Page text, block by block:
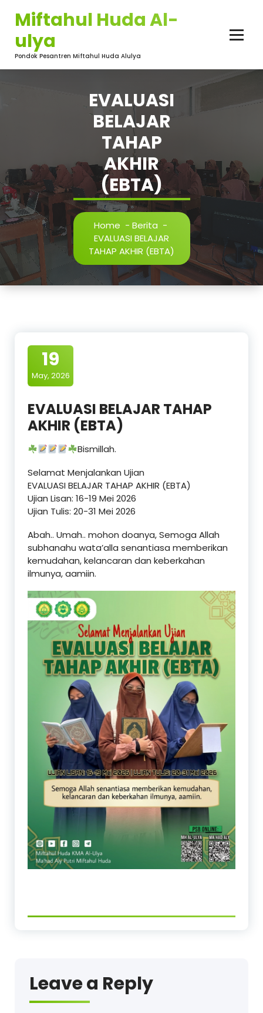
contentMiftahul Huda Al-
ulya
Pondok Pesantren Miftahul Huda Alulya
EVALUASI
BELAJAR
TAHAP
AKHIR
(EBTA)
Home - Berita -
EVALUASI BELAJAR
TAHAP AKHIR (EBTA)
19
May, 2026
EVALUASI BELAJAR TAHAP
AKHIR (EBTA)
Bismillah.
Selamat Menjalankan Ujian
EVALUASI BELAJAR TAHAP AKHIR (EBTA)
Ujian Lisan: 16-19 Mei 2026
Ujian Tulis: 20-31 Mei 2026
Abah.. Umah.. mohon doanya, Semoga Allah
subhanahu wata’alla senantiasa memberikan
kemudahan, kelancaran dan keberkahan
ilmunya, aamiin.
Leave a Reply